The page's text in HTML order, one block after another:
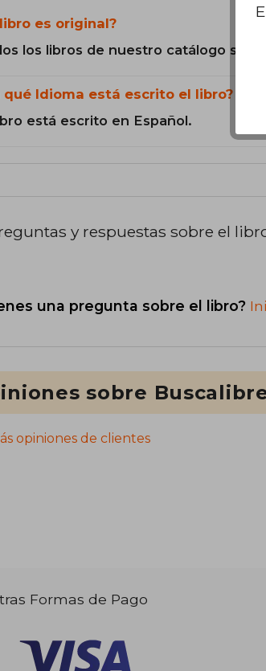
libro es original?
los libros de nuestro catálogo son
qué Idioma está escrito el libro?
está escrito en Español.
y respuestas sobre el
una pregunta sobre el libro?
sobre
opiniones de clientes
Formas de Pago